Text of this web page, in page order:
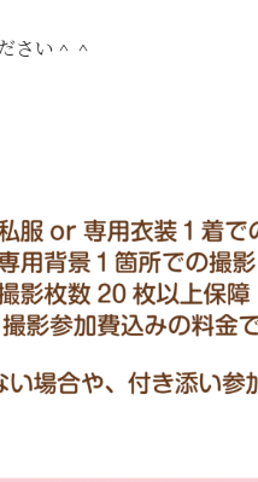
さい＾＾